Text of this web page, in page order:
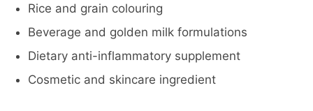
Rice and grain colouring
Beverage and golden milk formulations
Dietary anti-inflammatory supplement
Cosmetic and skincare ingredient